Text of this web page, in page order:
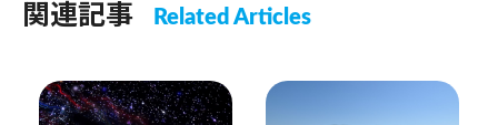
関連記事 Related Articles